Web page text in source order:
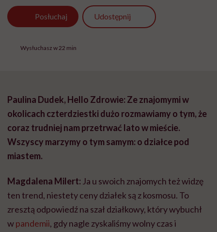
Posłuchaj Udostępnij
Wysłuchasz w 22 min
Paulina Dudek, Hello Zdrowie: Ze znajomymi w
okolicach czterdziestki dużo rozmawiamy o tym, że
coraz trudniej nam przetrwać lato w mieście.
Wszyscy marzymy o tym samym: o działce pod
miastem.
Magdalena Milert: Ja u swoich znajomych też widzę
ten trend, niestety ceny działek są z kosmosu. To
zresztą odpowiedź na szał działkowy, który wybuchł
wpandemii, gdy nagle zyskaliśmy wolny czas i